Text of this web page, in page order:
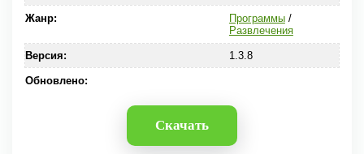
Жанр: Программы/
Развлечения
Версия: 1.3.8
Обновлено:
Скачать